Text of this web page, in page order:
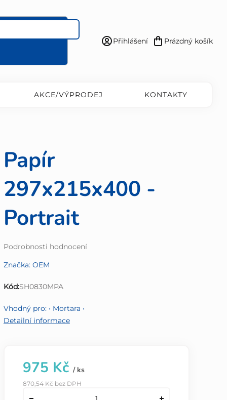
Přihlášení
Nákupní
Prázdný košík
AKCE/VÝPRODEJ KONTAKTY
Papír
297x215x400 -
Portrait
Průměrné
produktu
0,0
hvězdiček.
Podrobnosti hodnocení
Značka: OEM
Kód:SH0830MPA
Vhodný pro: • Mortara •
Detailní informace
975 Kč / ks
870,54 Kč bez DPH